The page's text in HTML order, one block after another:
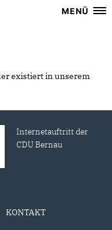
MENÜ
existiert in unserem
Internetauftritt der
CDU Bernau
KONTAKT